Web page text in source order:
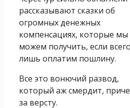
рассказывают сказки об
огромных денежных
компенсациях, которые мы
можем получить, если всего
лишь оплатим пошлину.
Все это вонючий развод,
который аж смердит,
за версту.